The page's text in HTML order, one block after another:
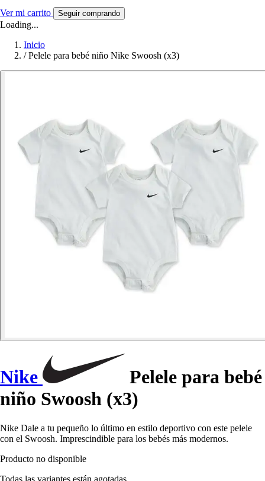
Ver mi carrito Seguir comprando
Loading...
Inicio
/ Pelele para bebé niño Nike Swoosh (x3)
Nike
Pelele para bebé
niño Swoosh (x3)
Nike Dale a tu pequeño lo último en estilo deportivo con este pelele
con el Swoosh. Imprescindible para los bebés más modernos.
Producto no disponible
Todas las variantes están agotadas